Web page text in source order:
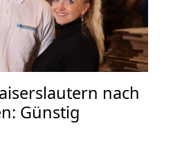
nach
Günstig